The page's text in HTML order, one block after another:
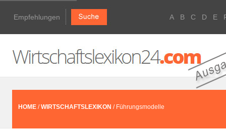
Empfehlungen A B C D E
HOME /WIRTSCHAFTSLEXIKON / Führungsmodelle